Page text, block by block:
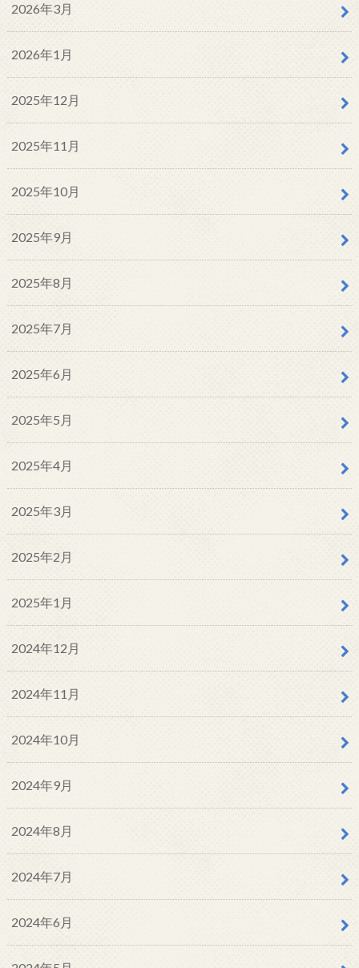
2026年3月
2026年1月
2025年12月
2025年11月
2025年10月
2025年9月
2025年8月
2025年7月
2025年6月
2025年5月
2025年4月
2025年3月
2025年2月
2025年1月
2024年12月
2024年11月
2024年10月
2024年9月
2024年8月
2024年7月
2024年6月